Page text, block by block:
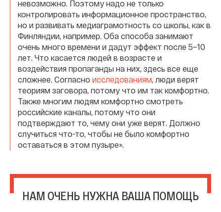
невозможно. Поэтому надо не только
контролировать информационное пространство,
но и развивать медиаграмотность со школы, как в
Финляндии, например. Оба способа занимают
очень много времени и дадут эффект после 5–10
лет. Что касается людей в возрасте и
воздействия пропаганды на них, здесь все еще
сложнее. Согласно исследованиям , люди верят
теориям заговора, потому что им так комфортно.
Также многим людям комфортно смотреть
российские каналы, потому что они
подтверждают то, чему они уже верят. Должно
случиться что-то, чтобы не было комфортно
оставаться в этом пузыре».
НАМ ОЧЕНЬ НУЖНА ВАША ПОМОЩЬ